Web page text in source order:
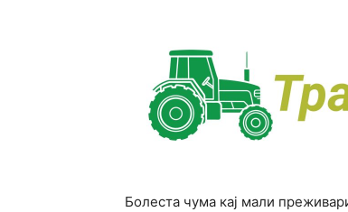
Болеста чума кај мали